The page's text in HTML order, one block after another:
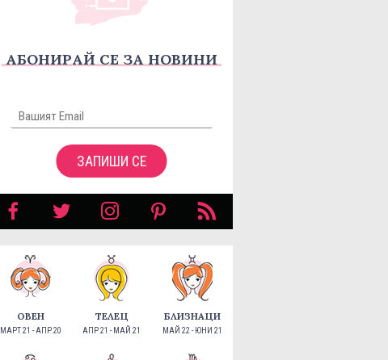
АБОНИРАЙ СЕ ЗА НОВИНИ
ЗАПИШИ СЕ
ОВЕН
МАРТ 21 - АПР 20
ТЕЛЕЦ
АПР 21 - МАЙ 21
БЛИЗНАЦИ
МАЙ 22 - ЮНИ 21